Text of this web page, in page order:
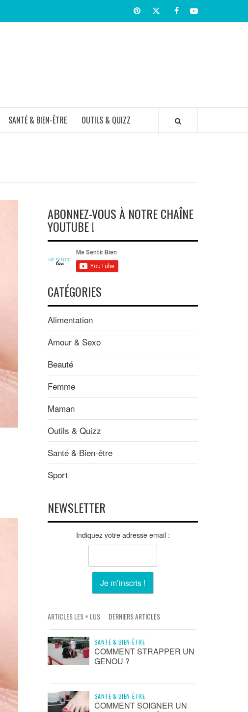
PinterestTwitter facebookYoutube
SANTÉ & BIEN-ÊTRE OUTILS & QUIZZ
ABONNEZ-VOUS À NOTRE CHAÎNE
YOUTUBE !
CATÉGORIES
Alimentation
Amour & Sexo
Beauté
Femme
Maman
Outils & Quizz
Santé & Bien-être
Sport
NEWSLETTER
Indiquez votre adresse email :
ARTICLES LES + LUS DERNIERS ARTICLES
SANTÉ & BIEN-ÊTRE
COMMENT STRAPPER UN
GENOU ?
SANTÉ & BIEN-ÊTRE
COMMENT SOIGNER UN